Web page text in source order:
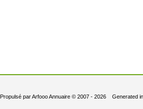
Propulsé parArfooo Annuaire© 2007 - 2026 Generated